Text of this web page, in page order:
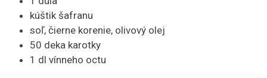
kúštik šafranu
soľ, čierne korenie, olivový olej
50 deka karotky
1 dl vínneho octu